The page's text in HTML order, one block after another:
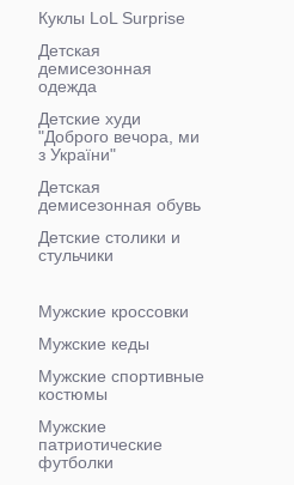
Куклы LoL Surprise
Детская
демисезонная
одежда
Детские худи
"Доброго вечора, ми
з України"
Детская
демисезонная обувь
Детские столики и
стульчики
Мужские кроссовки
Мужские кеды
Мужские спортивные
костюмы
Мужские
патриотические
футболки